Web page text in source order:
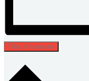
Tilføj til kalender